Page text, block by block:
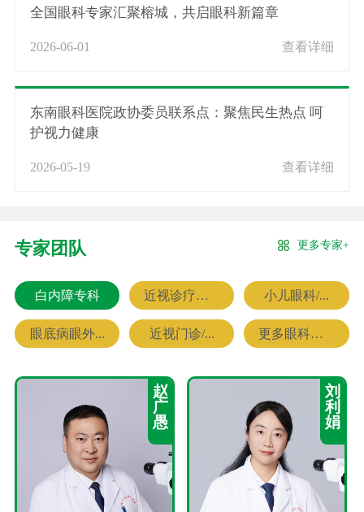
全国眼科专家汇聚榕城，共启眼科新篇章
2026-06-01 查看详细
东南眼科医院政协委员联系点：聚焦民生热点 呵
护视力健康
2026-05-19 查看详细
专家团队 更多专家+
白内障专科 近视诊疗专科 小儿眼科/...
眼底病眼外... 近视门诊/... 更多眼科专家
赵
广
愚
刘
利
娟